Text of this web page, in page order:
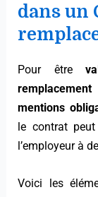
dans un
Pour être
remplacement
mentions
le contrat peut
l’employeur à
Voici les